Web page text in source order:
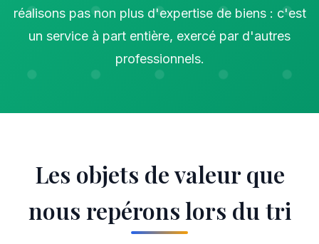
réalisons pas non plus d'expertise de biens : c'est
un service à part entière, exercé par d'autres
professionnels.
Les objets de valeur que
nous repérons lors du tri